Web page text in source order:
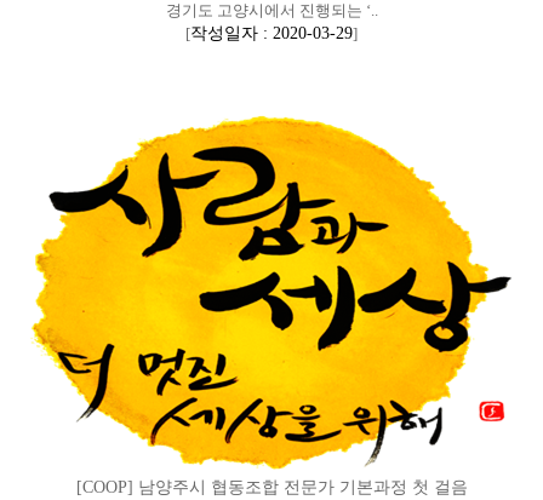
경기도 고양시에서 진행되는 ‘..
[작성일자 : 2020-03-29]
[COOP] 남양주시 협동조합 전문가 기본과정 첫 걸음